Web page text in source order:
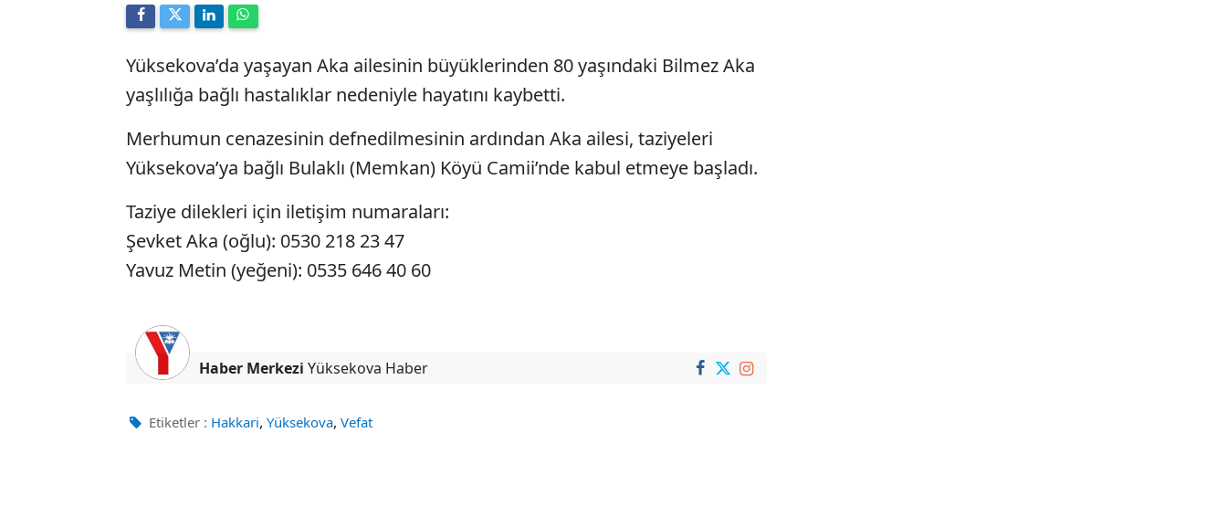
Yüksekova’da yaşayan Aka ailesinin büyüklerinden 80 yaşındaki Bilmez Aka
yaşlılığa bağlı hastalıklar nedeniyle hayatını kaybetti.
Merhumun cenazesinin defnedilmesinin ardından Aka ailesi, taziyeleri
Yüksekova’ya bağlı Bulaklı (Memkan) Köyü Camii’nde kabul etmeye başladı.
Taziye dilekleri için iletişim numaraları:
Şevket Aka (oğlu): 0530 218 23 47
Yavuz Metin (yeğeni): 0535 646 40 60
Haber Merkezi Yüksekova Haber
Etiketler : Hakkari, Yüksekova, Vefat